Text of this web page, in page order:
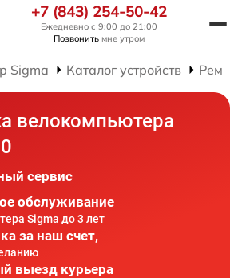
+7 (843) 254-50-42
Ежедневно с 9:00 до 21:00
Позвонить мне утром
Sigma Каталог устройств
велокомпьютера
сервис
обслуживание
Sigma до 3 лет
за наш счет,
выезд курьера